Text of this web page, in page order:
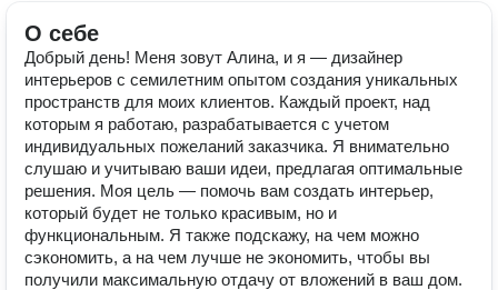
О себе
Добрый день! Меня зовут Алина, и я — дизайнер
интерьеров с семилетним опытом создания уникальных
пространств для моих клиентов. Каждый проект, над
которым я работаю, разрабатывается с учетом
индивидуальных пожеланий заказчика. Я внимательно
слушаю и учитываю ваши идеи, предлагая оптимальные
решения. Моя цель — помочь вам создать интерьер,
который будет не только красивым, но и
функциональным. Я также подскажу, на чем можно
сэкономить, а на чем лучше не экономить, чтобы вы
получили максимальную отдачу от вложений в ваш дом.